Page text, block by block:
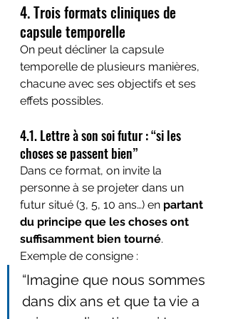
4. Trois formats cliniques de
capsule temporelle
On peut décliner la capsule
temporelle de plusieurs manières,
chacune avec ses objectifs et ses
effets possibles.
4.1. Lettre à son soi futur : “si les
choses se passent bien”
Dans ce format, on invite la
personne à se projeter dans un
futur situé (3, 5, 10 ans…) en partant
du principe que les choses ont
suffisamment bien tourné.
Exemple de consigne :
“Imagine que nous sommes
dans dix ans et que ta vie a